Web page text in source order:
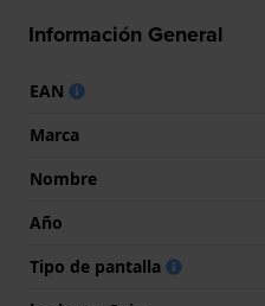
Información General
EAN
Marca
Nombre
Año
Tipo de pantalla